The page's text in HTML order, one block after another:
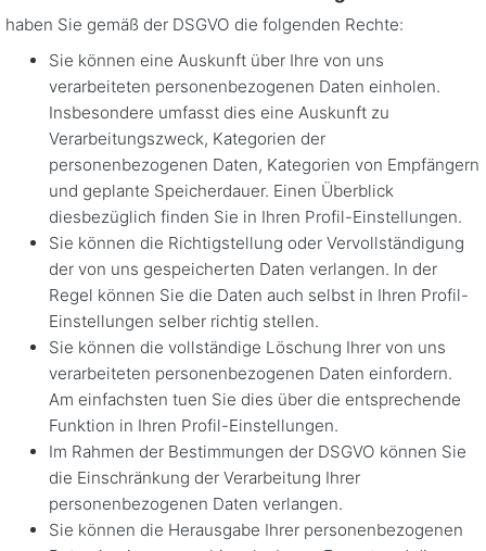
haben Sie gemäß der DSGVO die folgenden Rechte:
Sie können eine Auskunft über Ihre von uns
verarbeiteten personenbezogenen Daten einholen.
Insbesondere umfasst dies eine Auskunft zu
Verarbeitungszweck, Kategorien der
personenbezogenen Daten, Kategorien von Empfängern
und geplante Speicherdauer. Einen Überblick
diesbezüglich finden Sie in Ihren Profil-Einstellungen.
Sie können die Richtigstellung oder Vervollständigung
der von uns gespeicherten Daten verlangen. In der
Regel können Sie die Daten auch selbst in Ihren Profil-
Einstellungen selber richtig stellen.
Sie können die vollständige Löschung Ihrer von uns
verarbeiteten personenbezogenen Daten einfordern.
Am einfachsten tuen Sie dies über die entsprechende
Funktion in Ihren Profil-Einstellungen.
Im Rahmen der Bestimmungen der DSGVO können Sie
die Einschränkung der Verarbeitung Ihrer
personenbezogenen Daten verlangen.
Sie können die Herausgabe Ihrer personenbezogenen